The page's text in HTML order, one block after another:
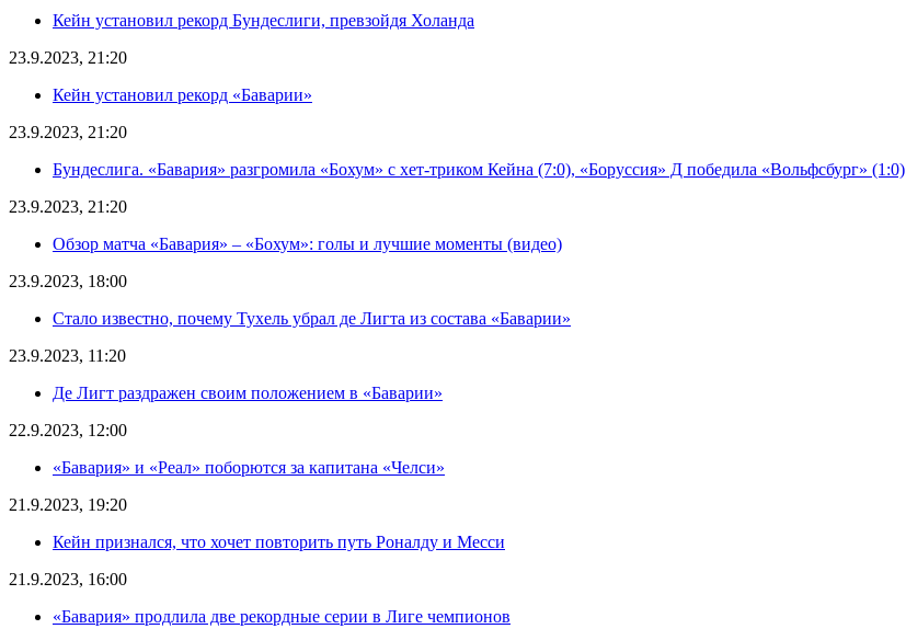
Кейн установил рекорд Бундеслиги, превзойдя Холанда
23.9.2023, 21:20
Кейн установил рекорд «Баварии»
23.9.2023, 21:20
Бундеслига. «Бавария» разгромила «Бохум» с хет-триком Кейна (7:0), «Боруссия» Д победила «Вольфсбург» (1:0)
23.9.2023, 21:20
Обзор матча «Бавария» – «Бохум»: голы и лучшие моменты (видео)
23.9.2023, 18:00
Стало известно, почему Тухель убрал де Лигта из состава «Баварии»
23.9.2023, 11:20
Де Лигт раздражен своим положением в «Баварии»
22.9.2023, 12:00
«Бавария» и «Реал» поборются за капитана «Челси»
21.9.2023, 19:20
Кейн признался, что хочет повторить путь Роналду и Месси
21.9.2023, 16:00
«Бавария» продлила две рекордные серии в Лиге чемпионов